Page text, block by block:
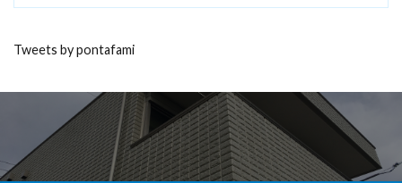
Tweets by pontafami